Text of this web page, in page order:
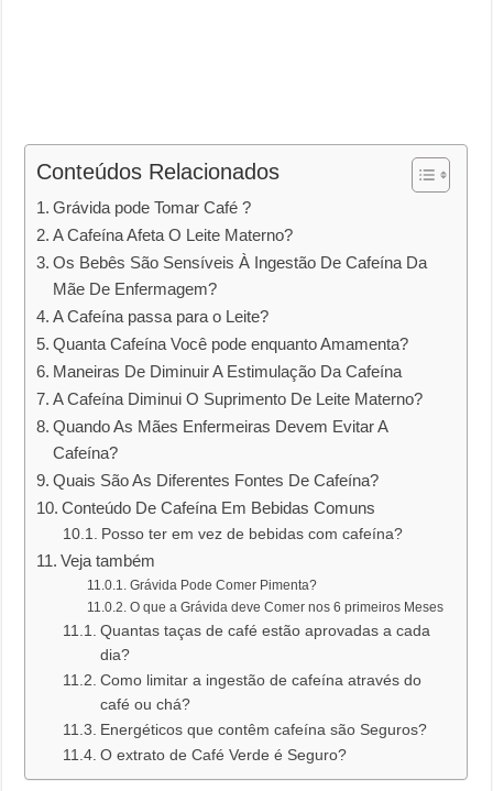
Conteúdos Relacionados
Grávida pode Tomar Café ?
A Cafeína Afeta O Leite Materno?
Os Bebês São Sensíveis À Ingestão De Cafeína Da
Mãe De Enfermagem?
A Cafeína passa para o Leite?
Quanta Cafeína Você pode enquanto Amamenta?
Maneiras De Diminuir A Estimulação Da Cafeína
A Cafeína Diminui O Suprimento De Leite Materno?
Quando As Mães Enfermeiras Devem Evitar A
Cafeína?
Quais São As Diferentes Fontes De Cafeína?
Conteúdo De Cafeína Em Bebidas Comuns
Posso ter em vez de bebidas com cafeína?
Veja também
Grávida Pode Comer Pimenta?
O que a Grávida deve Comer nos 6 primeiros Meses
Quantas taças de café estão aprovadas a cada
dia?
Como limitar a ingestão de cafeína através do
café ou chá?
Energéticos que contêm cafeína são Seguros?
O extrato de Café Verde é Seguro?